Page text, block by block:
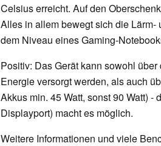
Celsius erreicht. Auf den
Alles in allem bewegt sich die
dem Niveau eines Gaming-
Positiv: Das Gerät kann sowohl
Energie versorgt werden, als auch
Akkus min. 45 Watt, sonst 90 Watt)
Displayport) macht es möglich.
Weitere Informationen und viele